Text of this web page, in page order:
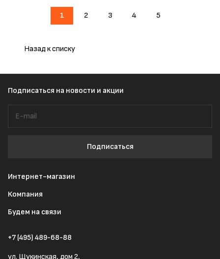
1 2 3 4 5
Назад к списку
Подписаться на новости и акции
Подписаться
Интернет-магазин
Компания
Будем на связи
+7 (495) 489-68-88
ул. Щукинская, дом 2,